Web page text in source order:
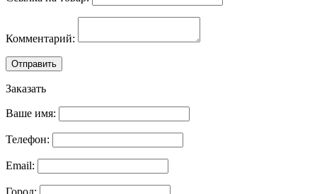
Комментарий:
Отправить
Заказать
Ваше имя:
Телефон:
Email: